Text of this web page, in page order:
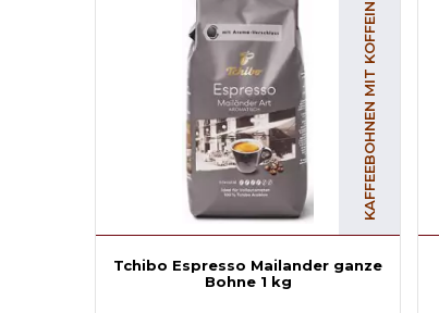
KAFFEEBOHNEN MIT KOFFEIN
Tchibo Espresso Mailander ganze
Bohne 1 kg